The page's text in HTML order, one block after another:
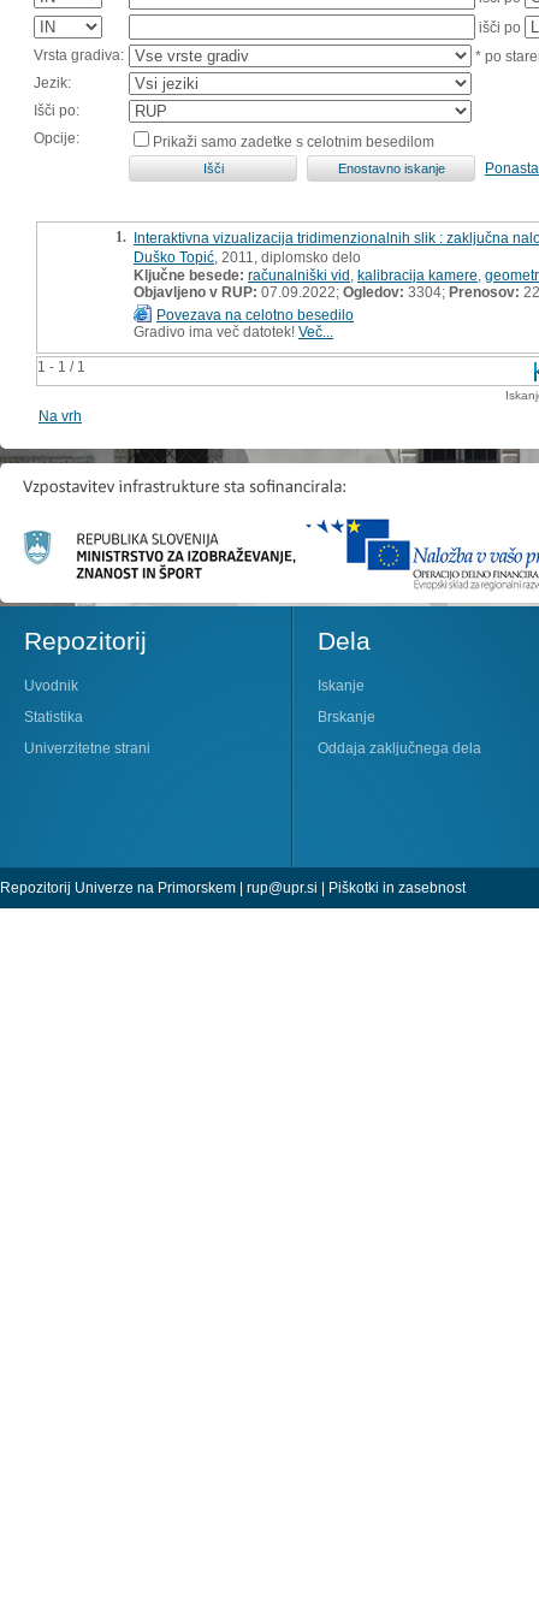
išči po
Vrsta gradiva:
* po
Jezik:
Išči po:
Opcije:
Prikaži samo zadetke s celotnim besedilom
1 - 1 / 1
1. Interaktivna vizualizacija tridimenzionalnih slik : zaključna
Duško Topić , 2011, diplomsko delo
Ključne besede: računalniški vid kalibracija kamere
Objavljeno v RUP: 07.09.2022; Ogledov: 3304; Prenosov: 22
Povezava na celotno besedilo
Gradivo ima več datotek! Več...
Na vrh
Repozitorij
Uvodnik
Statistika
Univerzitetne strani
Dela
Iskanje
Brskanje
Oddaja zaključnega dela
Repozitorij Univerze na Primorskem | rup@upr.si | Piškotki in zasebnost